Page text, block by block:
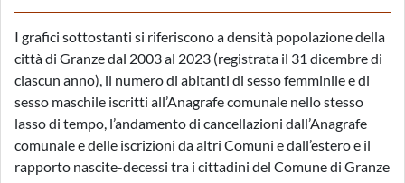
I grafici sottostanti si riferiscono a densità popolazione della
città di Granze dal 2003 al 2023 (registrata il 31 dicembre di
ciascun anno), il numero di abitanti di sesso femminile e di
sesso maschile iscritti all’Anagrafe comunale nello stesso
lasso di tempo, l’andamento di cancellazioni dall’Anagrafe
comunale e delle iscrizioni da altri Comuni e dall’estero e il
rapporto nascite-decessi tra i cittadini del Comune di Granze